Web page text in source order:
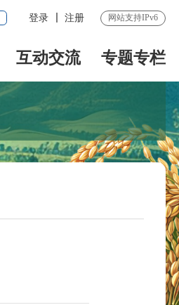
登录 注册 网站支持IPv6
互动交流 专题专栏